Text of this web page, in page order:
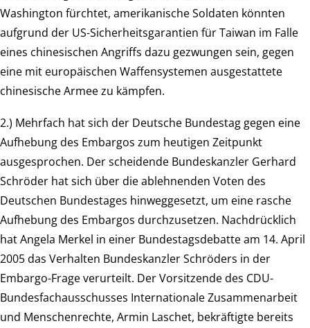
Washington fürchtet, amerikanische Soldaten könnten
aufgrund der US-Sicherheitsgarantien für Taiwan im Falle
eines chinesischen Angriffs dazu gezwungen sein, gegen
eine mit europäischen Waffensystemen ausgestattete
chinesische Armee zu kämpfen.
2.) Mehrfach hat sich der Deutsche Bundestag gegen eine
Aufhebung des Embargos zum heutigen Zeitpunkt
ausgesprochen. Der scheidende Bundeskanzler Gerhard
Schröder hat sich über die ablehnenden Voten des
Deutschen Bundestages hinweggesetzt, um eine rasche
Aufhebung des Embargos durchzusetzen. Nachdrücklich
hat Angela Merkel in einer Bundestagsdebatte am 14. April
2005 das Verhalten Bundeskanzler Schröders in der
Embargo-Frage verurteilt. Der Vorsitzende des CDU-
Bundesfachausschusses Internationale Zusammenarbeit
und Menschenrechte, Armin Laschet, bekräftigte bereits